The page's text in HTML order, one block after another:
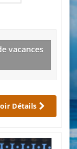
vacances
Détails